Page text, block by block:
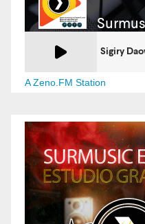
A Zeno.FM Station